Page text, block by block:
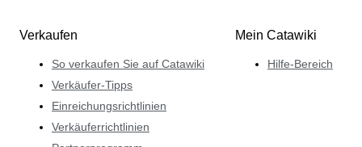
Verkaufen
So verkaufen Sie auf Catawiki
Verkäufer-Tipps
Einreichungsrichtlinien
Verkäuferrichtlinien
Mein Catawiki
Hilfe-Bereich